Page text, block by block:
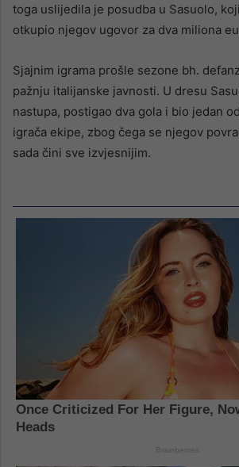
toga uslijedila je posudba u Sasuolo,
otkupio njegov ugovor za dva miliona
Sjajnim igrama prošle sezone bh.
pažnju italijanske javnosti. U dresu
nastupa, postigao dva gola i bio jedan
igrača ekipe, zbog čega se njegov
sada čini sve izvjesnijim.